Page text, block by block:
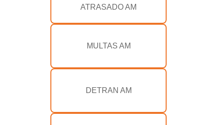
ATRASADO AM
MULTAS AM
DETRAN AM